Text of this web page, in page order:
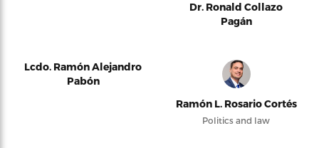
Dr. Ronald Collazo
Pagán
Lcdo. Ramón Alejandro
Pabón
Ramón L. Rosario Cortés
Politics and law